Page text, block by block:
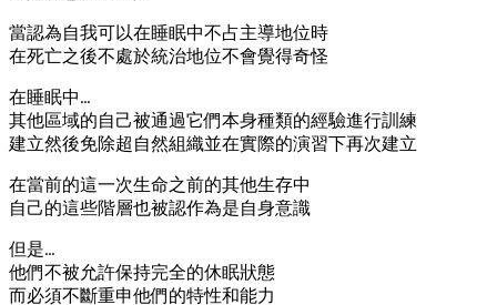
當認為自我可以在睡眠中不占主導地位時
在死亡之後不處於統治地位不會覺得奇怪
在睡眠中…
其他區域的自己被通過它們本身種類的經驗進行訓練
建立然後免除超自然組織並在實際的演習下再次建立
在當前的這一次生命之前的其他生存中
自己的這些階層也被認作為是自身意識
但是…
他們不被允許保持完全的休眠狀態
而必須不斷重申他們的特性和能力